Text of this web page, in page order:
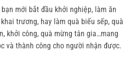
mới bắt đầu khởi nghiệp, làm ăn
trương, hay làm quà biếu sếp, quà
khởi công, quà mừng tân gia…mang
và thành công cho người nhận được.